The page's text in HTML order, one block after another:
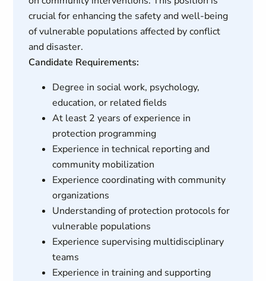
crucial for enhancing the safety and well-being
of vulnerable populations affected by conflict
and disaster.
Candidate Requirements:
Degree in social work, psychology,
education, or related fields
At least 2 years of experience in
protection programming
Experience in technical reporting and
community mobilization
Experience coordinating with community
organizations
Understanding of protection protocols for
vulnerable populations
Experience supervising multidisciplinary
teams
Experience in training and supporting